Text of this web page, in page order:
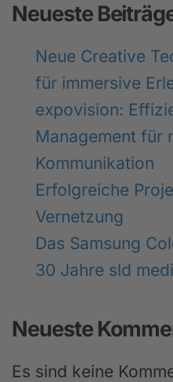
Neueste
Neue Creative
für immersive
expovision:
Management für
Kommunikation
Erfolgreiche
Vernetzung
Das Samsung
30 Jahre sld
Neueste
Es sind keine